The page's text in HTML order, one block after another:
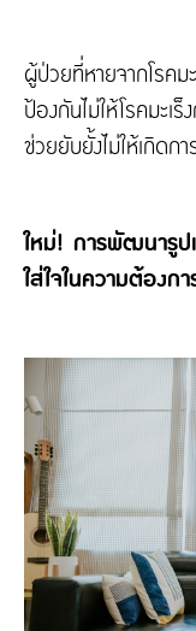
ผู้ป่วยที่หายจากโรคม
ป้องกันไม่ให้โรคมะ
ช่วยยับยั้งไม่ให้เกิดก
ใหม่! การพัฒนารูป
ใส่ใจในความต้องก